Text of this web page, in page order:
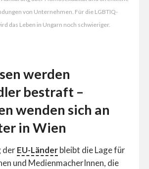
von Unternehmen. Für die LGBTIQ-
das Leben in Ungarn noch schwieriger.
werden
bestraft –
wenden sich an
in Wien
derEU-Länderbleibt die Lage für
und MedienmacherInnen, die